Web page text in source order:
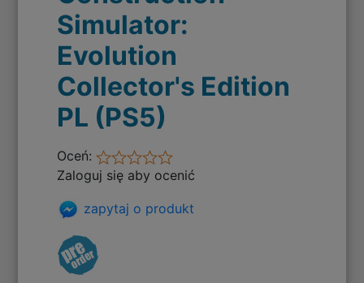
Simulator:
Evolution
Collector's Edition
PL (PS5)
Oceń:
Zaloguj się aby ocenić
zapytaj o produkt